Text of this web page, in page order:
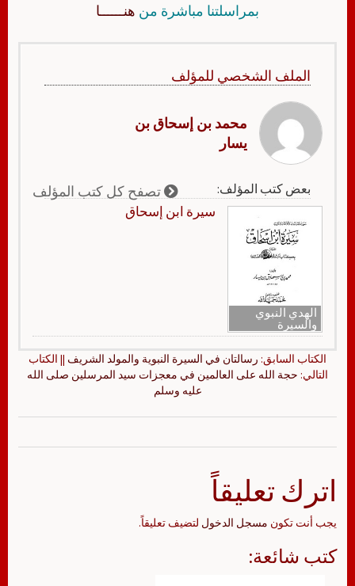
بمراسلتنا مباشرة من هنــــــا
الملف الشخصي للمؤلف
محمد بن إسحاق بن
يسار
بعض كتب المؤلف: تصفح كل كتب المؤلف
الهدي النبوي
والسيرة
سيرة ابن إسحاق
الكتاب السابق: رسالتان في السيرة النبوية والمولد الشريف || الكتاب
التالي: حجة الله على العالمين في معجزات سيد المرسلين صلى الله
عليه وسلم
اترك تعليقاً
يجب أنت تكون مسجل الدخول لتضيف تعليقاً.
كتب شائعة: